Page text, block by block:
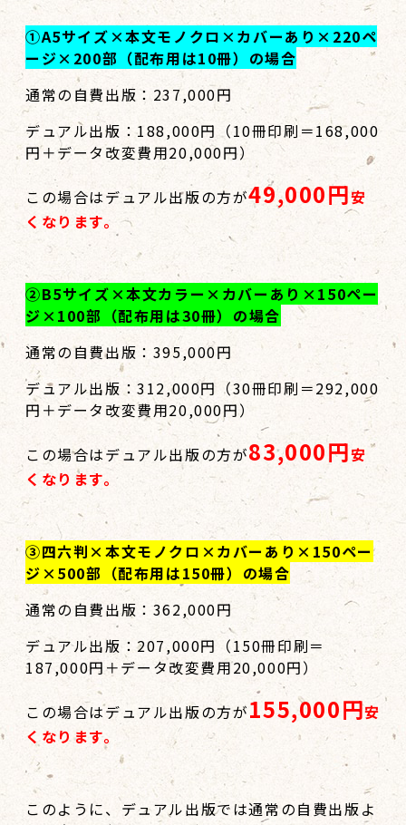
①A5サイズ×本文モノクロ×カバーあり×220ペ
ージ×200部（配布用は10冊）の場合
通常の自費出版：237,000円
デュアル出版：188,000円（10冊印刷＝168,000
円＋データ改変費用20,000円）
この場合はデュアル出版の方が49,000円安
くなります。
②B5サイズ×本文カラー×カバーあり×150ペー
ジ×100部（配布用は30冊）の場合
通常の自費出版：395,000円
デュアル出版：312,000円（30冊印刷＝292,000
円＋データ改変費用20,000円）
この場合はデュアル出版の方が83,000円安
くなります。
③四六判×本文モノクロ×カバーあり×150ペー
ジ×500部（配布用は150冊）の場合
通常の自費出版：362,000円
デュアル出版：207,000円（150冊印刷＝
187,000円＋データ改変費用20,000円）
この場合はデュアル出版の方が155,000円安
くなります。
このように、デュアル出版では通常の自費出版よ